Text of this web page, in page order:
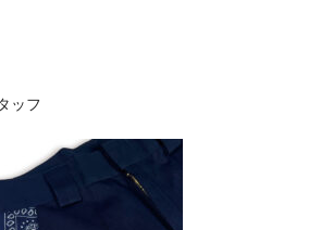
）
ッフ